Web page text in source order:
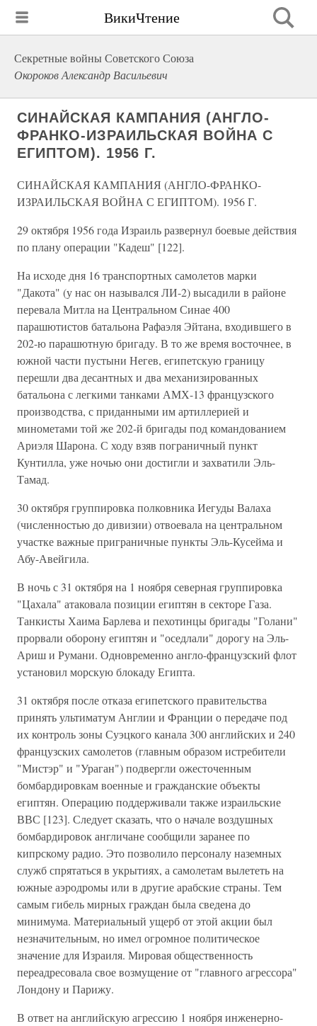
ВикиЧтение
Секретные войны Советского Союза
Окороков Александр Васильевич
СИНАЙСКАЯ КАМПАНИЯ (АНГЛО-
ФРАНКО-ИЗРАИЛЬСКАЯ ВОЙНА С
ЕГИПТОМ). 1956 Г.
СИНАЙСКАЯ КАМПАНИЯ (АНГЛО-ФРАНКО-
ИЗРАИЛЬСКАЯ ВОЙНА С ЕГИПТОМ). 1956 Г.
29 октября 1956 года Израиль развернул боевые действия
по плану операции "Кадеш" [122].
На исходе дня 16 транспортных самолетов марки
"Дакота" (у нас он назывался ЛИ-2) высадили в районе
перевала Митла на Центральном Синае 400
парашютистов батальона Рафаэля Эйтана, входившего в
202-ю парашютную бригаду. В то же время восточнее, в
южной части пустыни Негев, египетскую границу
перешли два десантных и два механизированных
батальона с легкими танками АМХ-13 французского
производства, с приданными им артиллерией и
минометами той же 202-й бригады под командованием
Ариэля Шарона. С ходу взяв пограничный пункт
Кунтилла, уже ночью они достигли и захватили Эль-
Тамад.
30 октября группировка полковника Иегуды Валаха
(численностью до дивизии) отвоевала на центральном
участке важные приграничные пункты Эль-Кусейма и
Абу-Авейгила.
В ночь с 31 октября на 1 ноября северная группировка
"Цахала" атаковала позиции египтян в секторе Газа.
Танкисты Хаима Барлева и пехотинцы бригады "Голани"
прорвали оборону египтян и "оседлали" дорогу на Эль-
Ариш и Румани. Одновременно англо-французский флот
установил морскую блокаду Египта.
31 октября после отказа египетского правительства
принять ультиматум Англии и Франции о передаче под
их контроль зоны Суэцкого канала 300 английских и 240
французских самолетов (главным образом истребители
"Мистэр" и "Ураган") подвергли ожесточенным
бомбардировкам военные и гражданские объекты
египтян. Операцию поддерживали также израильские
ВВС [123]. Следует сказать, что о начале воздушных
бомбардировок англичане сообщили заранее по
кипрскому радио. Это позволило персоналу наземных
служб спрятаться в укрытиях, а самолетам вылететь на
южные аэродромы или в другие арабские страны. Тем
самым гибель мирных граждан была сведена до
минимума. Материальный ущерб от этой акции был
незначительным, но имел огромное политическое
значение для Израиля. Мировая общественность
переадресовала свое возмущение от "главного агрессора"
Лондону и Парижу.
В ответ на английскую агрессию 1 ноября инженерно-